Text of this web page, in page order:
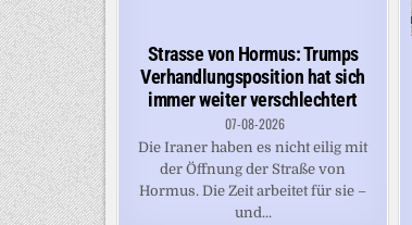
Strasse von Hormus: Trumps
Verhandlungsposition hat sich
immer weiter verschlechtert
07-08-2026
Die Iraner haben es nicht eilig mit
der Öffnung der Straße von
Hormus. Die Zeit arbeitet für sie –
und...